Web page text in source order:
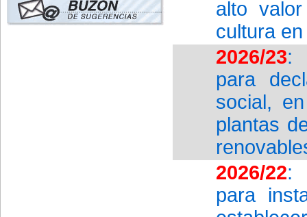
alto
cultura
2026/23:
para
social,
plantas
2026/22:
para